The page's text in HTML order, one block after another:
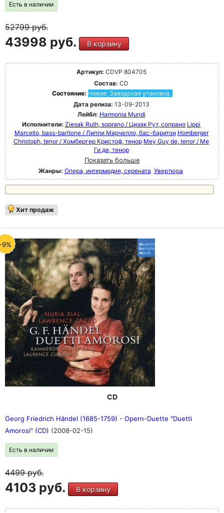
Есть в наличии
52799руб.
43998 руб. В корзину
Артикул: CDVP 804705
Состав: CD
Состояние: Новое. Заводская упаковка.
Дата релиза: 13-09-2013
Лейбл: Harmonia Mundi
Исполнители: Ziesak Ruth, soprano / Цизак Рут, сопрано Lippi
Marcello, bass-baritone / Липпи Марчелло, бас-баритон Homberger
Christoph, tenor / Хомбергер Кристоф, тенор Mey Guy de, tenor / Ме
Ги де, тенор
Показать больше
Жанры: Опера, интермедия, серената Увертюра
Хит продаж
9%
CD
Georg Friedrich Händel (1685-1759) - Opern-Duette "Duetti
Amorosi" (CD) (2008-02-15)
Есть в наличии
4499руб.
4103 руб. В корзину